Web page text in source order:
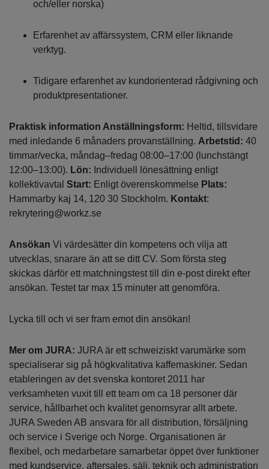
och/eller norska)
Erfarenhet av affärssystem, CRM eller liknande
verktyg.
Tidigare erfarenhet av kundorienterad rådgivning och
produktpresentationer.
Praktisk information Anställningsform: Heltid, tillsvidare
med inledande 6 månaders provanställning. Arbetstid: 40
timmar/vecka, måndag–fredag 08:00–17:00 (lunchstängt
12:00–13:00). Lön: Individuell lönesättning enligt
kollektivavtal Start: Enligt överenskommelse Plats:
Hammarby kaj 14, 120 30 Stockholm. Kontakt:
rekrytering@workz.se
Ansökan Vi värdesätter din kompetens och vilja att
utvecklas, snarare än att se ditt CV. Som första steg
skickas därför ett matchningstest till din e-post direkt efter
ansökan. Testet tar max 15 minuter att genomföra.
Lycka till och vi ser fram emot din ansökan!
Mer om JURA: JURA är ett schweiziskt varumärke som
specialiserar sig på högkvalitativa kaffemaskiner. Sedan
etableringen av det svenska kontoret 2011 har
verksamheten vuxit till ett team om ca 18 personer där
service, hållbarhet och kvalitet genomsyrar allt arbete.
JURA Sweden AB ansvara för all distribution, försäljning
och service i Sverige och Norge. Organisationen är
flexibel, och medarbetare samarbetar öppet över funktioner
med kundservice, aftersales, sälj, teknik och administration